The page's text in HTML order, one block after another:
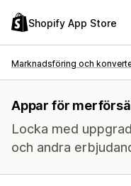
Shopify App Store
Marknadsföring och
Appar för
Locka med
och andra